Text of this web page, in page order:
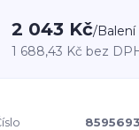
2 043 Kč/Balení
1 688,43 Kč bez